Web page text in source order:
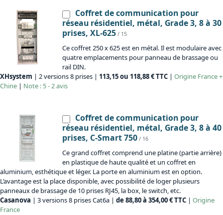
Coffret de communication pour
réseau résidentiel, métal, Grade 3, 8 à 30
prises, XL-625 / 15
Ce coffret 250 x 625 est en métal. Il est modulaire avec
quatre emplacements pour panneau de brassage ou
rail DIN.
XHsystem | 2 versions 8 prises | 113,15 ou 118,88 € TTC | Origine France +
Chine | Note : 5 - 2 avis
Coffret de communication pour
réseau résidentiel, métal, Grade 3, 8 à 40
prises, C-Smart 750 / 16
Ce grand coffret comprend une platine (partie arrière)
en plastique de haute qualité et un coffret en
aluminium, esthétique et léger. La porte en aluminium est en option.
L’avantage est la place disponible, avec possibilité de loger plusieurs
panneaux de brassage de 10 prises RJ45, la box, le switch, etc.
Casanova | 3 versions 8 prises Cat6a | de 88,80 à 354,00 € TTC | Origine
France